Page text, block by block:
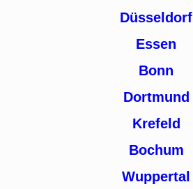
Düsseldorf
Essen
Bonn
Dortmund
Krefeld
Bochum
Wuppertal